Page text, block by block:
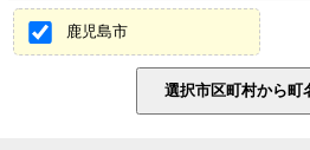
鹿児島市